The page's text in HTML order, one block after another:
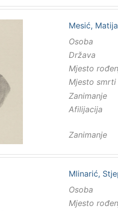
Mesić,
Osoba
Država
Mjesto
Mjesto smrti
Zanimanje
Afilijacija
Zanimanje
Mlinarić,
Osoba
Mjesto